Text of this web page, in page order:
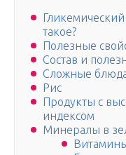
Гликемический
такое?
Полезные
Состав и
Сложные
Рис
Продукты с
индексом
Минералы в